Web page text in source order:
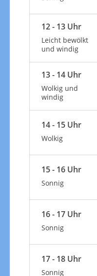
12 - 13 Uhr
Leicht bewölkt
und windig
13 - 14 Uhr
Wolkig und
windig
14 - 15 Uhr
Wolkig
15 - 16 Uhr
Sonnig
16 - 17 Uhr
Sonnig
17 - 18 Uhr
Sonnig